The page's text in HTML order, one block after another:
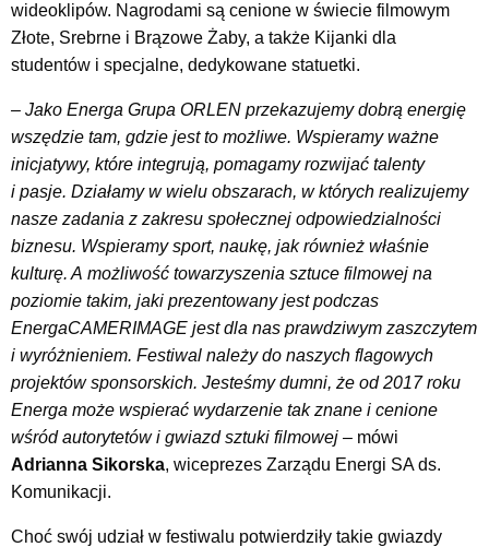
wideoklipów. Nagrodami są cenione w świecie filmowym
Złote, Srebrne i Brązowe Żaby, a także Kijanki dla
studentów i specjalne, dedykowane statuetki.
– Jako Energa Grupa ORLEN przekazujemy dobrą energię
wszędzie tam, gdzie jest to możliwe. Wspieramy ważne
inicjatywy, które integrują, pomagamy rozwijać talenty
i pasje. Działamy w wielu obszarach, w których realizujemy
nasze zadania z zakresu społecznej odpowiedzialności
biznesu. Wspieramy sport, naukę, jak również właśnie
kulturę. A możliwość towarzyszenia sztuce filmowej na
poziomie takim, jaki prezentowany jest podczas
EnergaCAMERIMAGE jest dla nas prawdziwym zaszczytem
i wyróżnieniem. Festiwal należy do naszych flagowych
projektów sponsorskich. Jesteśmy dumni, że od 2017 roku
Energa może wspierać wydarzenie tak znane i cenione
wśród autorytetów i gwiazd sztuki filmowej – mówi
Adrianna Sikorska, wiceprezes Zarządu Energi SA ds.
Komunikacji.
Choć swój udział w festiwalu potwierdziły takie gwiazdy